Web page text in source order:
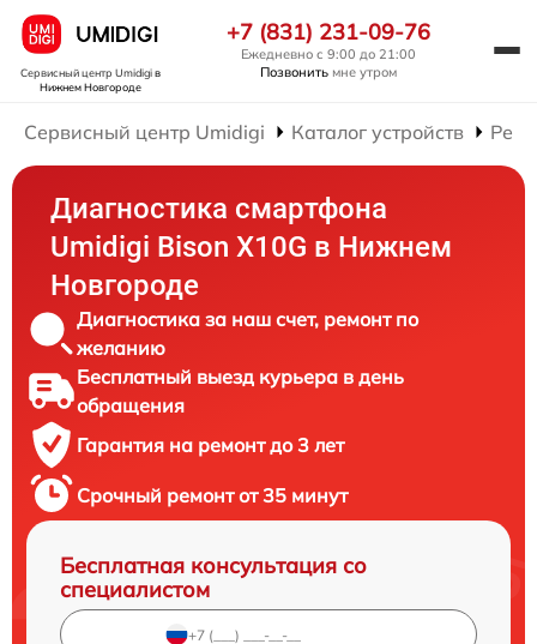
Сервисный центр Umidigiв
Нижнем Новгороде
+7 (831) 231-09-76
Ежедневно с 9:00 до 21:00
Позвонить мне утром
Сервисный центр Umidigi Каталог устройств
Диагностика смартфона
Umidigi Bison X10G в Нижнем
Новгороде
Диагностика за наш счет, ремонт по
желанию
Бесплатный выезд курьера в день
обращения
Гарантия на ремонт до 3 лет
Срочный ремонт от 35 минут
Бесплатная консультация со
специалистом